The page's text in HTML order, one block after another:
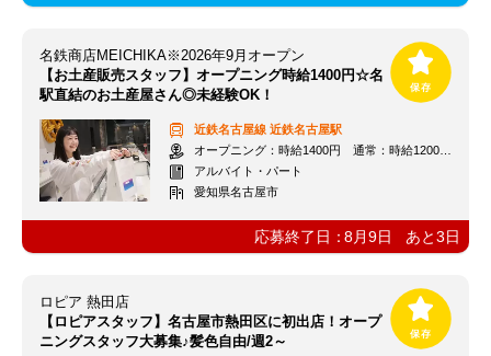
名鉄商店MEICHIKA※2026年9月オープン
【お土産販売スタッフ】オープニング時給1400円☆名
駅直結のお土産屋さん◎未経験OK！
近鉄名古屋線 近鉄名古屋駅
オープニング：時給1400円 通常：時給1200円～＋交通費全額支給
アルバイト・パート
愛知県名古屋市
応募終了日：8月9日 あと3日
ロピア 熱田店
【ロピアスタッフ】名古屋市熱田区に初出店！オープ
ニングスタッフ大募集♪髪色自由/週2～